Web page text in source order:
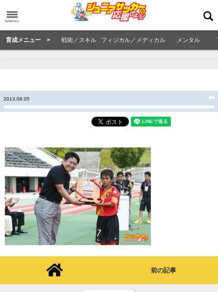
育成メニュー > 戦術／スキル フィジカル／メディカル メンタル
2013.08.05
前の記事